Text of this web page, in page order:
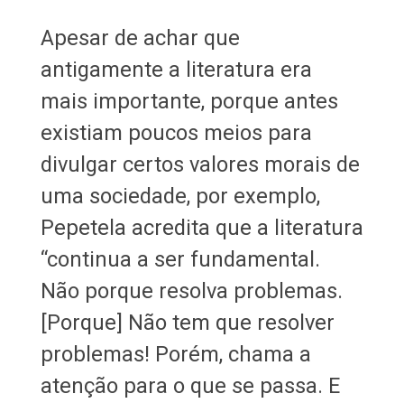
Apesar de achar que
antigamente a literatura era
mais importante, porque antes
existiam poucos meios para
divulgar certos valores morais de
uma sociedade, por exemplo,
Pepetela acredita que a literatura
“continua a ser fundamental.
Não porque resolva problemas.
[Porque] Não tem que resolver
problemas! Porém, chama a
atenção para o que se passa. E